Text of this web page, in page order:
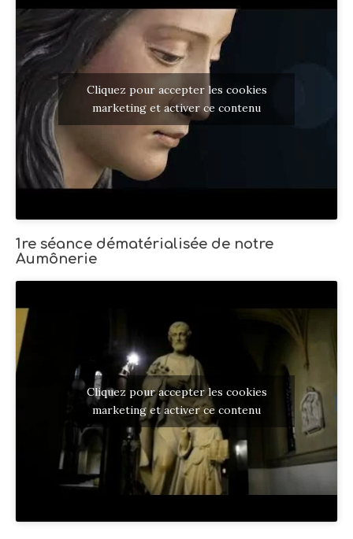
Cliquez pour accepter les cookies
marketing et activer ce contenu
1re séance dématérialisée de notre
Aumônerie
Cliquez pour accepter les cookies
marketing et activer ce contenu